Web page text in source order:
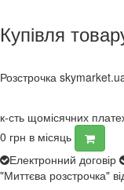
Купівля
Розстрочка
к-сть щомісячних
0 грн в місяць
Електронний договір
"Миттєва розстрочка"